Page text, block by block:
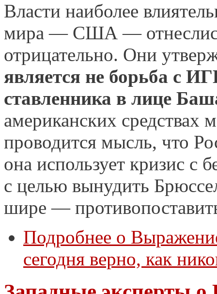
Власти наиболее
мира — США —
отрицательно. Они
является не борьба с
ставленника в лице
американских средствах
проводится мысль, что
она использует кризис с
с целью вынудить
шире —
Подробнее о
сегодня верно, как